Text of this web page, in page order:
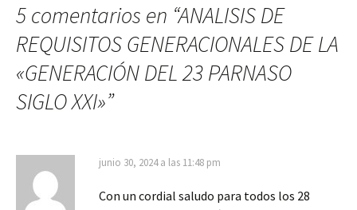
5 comentarios en “ANALISIS DE
REQUISITOS GENERACIONALES DE LA
«GENERACIÓN DEL 23 PARNASO
SIGLO XXI»”
junio 30, 2024 a las 11:48 pm
Con un cordial saludo para todos los 28